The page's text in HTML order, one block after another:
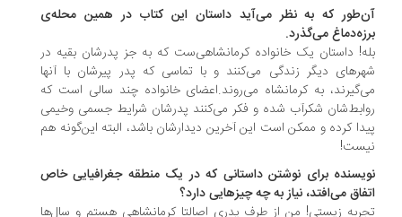
که به نظر می‌آید داستان این کتاب در همین محله‌ی
می‌گذرد.
داستان یک خانواده کرمانشاهی‌ست که به جز پدرشان بقیه در
دیگر زندگی می‌کنند و با تماسی که پدر پیرشان با آنها
به کرمانشاه می‌روند.اعضای خانواده چند سالی است که
شکرآب شده و فکر می‌کنند پدرشان شرایط جسمی وخیمی
کرده و ممکن است این آخرین دیدارشان باشد، البته این‌گونه هم
برای نوشتن داستانی که در یک منطقه جغرافیایی خاص
می‌افتد، نیاز به چه چیزهایی دارد؟
زیستی! من از طرف پدری اصالتا کرمانشاهی هستم و سال‌ها